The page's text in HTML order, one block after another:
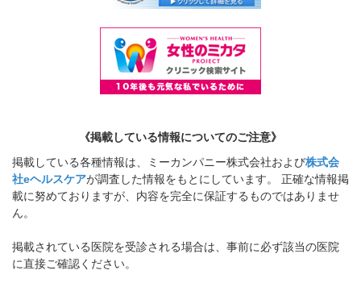
《掲載している情報についてのご注意》
掲載している各種情報は、ミーカンパニー株式会社および株式会
社eヘルスケアが調査した情報をもとにしています。 正確な情報掲
載に努めておりますが、内容を完全に保証するものではありませ
ん。
掲載されている医院を受診される場合は、事前に必ず該当の医院
に直接ご確認ください。